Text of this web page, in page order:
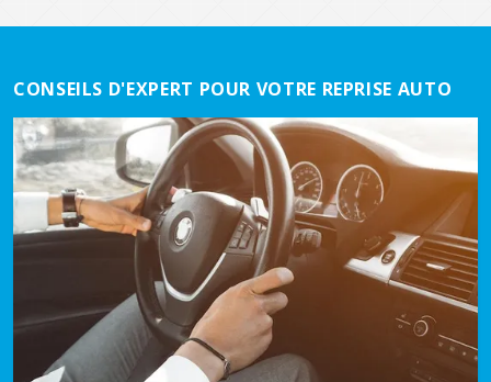
CONSEILS D'EXPERT POUR VOTRE REPRISE AUTO